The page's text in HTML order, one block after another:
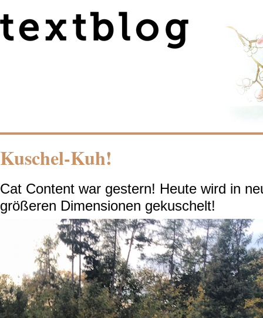
Kuschel-Kuh!
Cat Content war gestern! Heute wird in
größeren Dimensionen gekuschelt!